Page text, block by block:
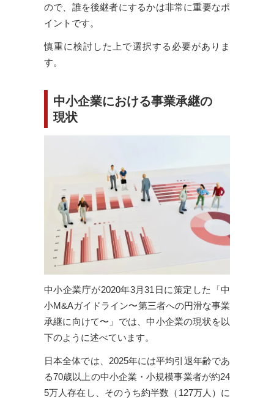
ので、誰を後継者にするかは非常に重要なポ
イントです。
慎重に検討した上で選択する必要がありま
す。
中小企業における事業承継の
現状
中小企業庁が2020年3月31日に策定した「中
小M&Aガイドライン〜第三者への円滑な事業
承継に向けて〜」では、中小企業の現状を以
下のように述べています。
日本全体では、2025年には平均引退年齢であ
る70歳以上の中小企業・小規模事業者が約24
5万人存在し、そのうち約半数（127万人）に